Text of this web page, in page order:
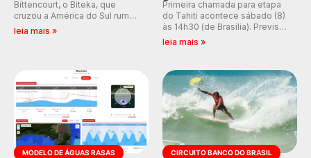
Bittencourt, o Biteka, que
cruzou a América do Sul rumo
ao Pacífico em uma jornada
leia mais »
Primeira chamada para etapa
do Tahiti acontece sábado (8)
às 14h30 (de Brasília). Previsão
indica swell consistente.
Kelly Slater convidado.
leia mais »
MODELO DE ÁGUAS RASAS CIRCUITO BANCO DO BRASIL